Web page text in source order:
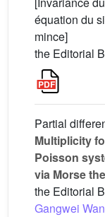
équation du
mince]
the Editorial
Partial
Multiplicity
Poisson
via Morse
the Editorial
Gangwei